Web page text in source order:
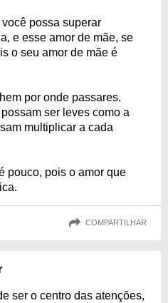
possa superar
e esse amor de mãe, se
o seu amor de mãe é
por onde passares.
ser leves como a
multiplicar a cada
pouco, pois o amor que
COMPARTILHAR
ser o centro das atenções,